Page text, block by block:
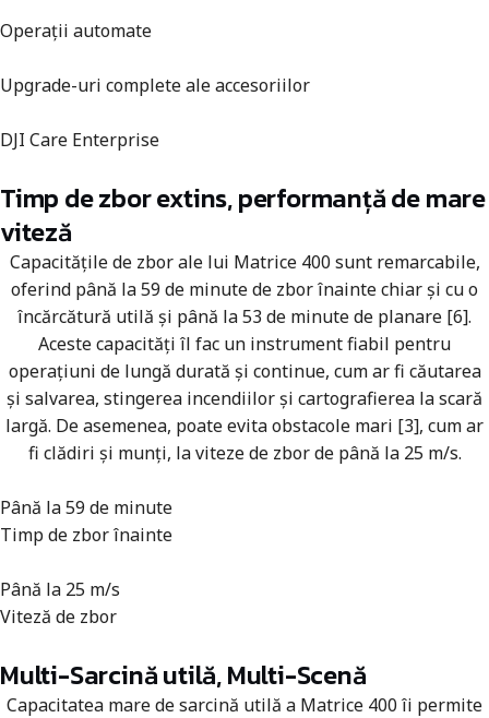
Operații automate
Upgrade-uri complete ale accesoriilor
DJI Care Enterprise
Timp de zbor extins, performanță de mare
viteză
Capacitățile de zbor ale lui Matrice 400 sunt remarcabile,
oferind până la 59 de minute de zbor înainte chiar și cu o
încărcătură utilă și până la 53 de minute de planare [6].
Aceste capacități îl fac un instrument fiabil pentru
operațiuni de lungă durată și continue, cum ar fi căutarea
și salvarea, stingerea incendiilor și cartografierea la scară
largă. De asemenea, poate evita obstacole mari [3], cum ar
fi clădiri și munți, la viteze de zbor de până la 25 m/s.
Până la 59 de minute
Timp de zbor înainte
Până la 25 m/s
Viteză de zbor
Multi-Sarcină utilă, Multi-Scenă
Capacitatea mare de sarcină utilă a Matrice 400 îi permite